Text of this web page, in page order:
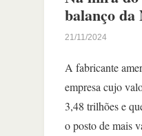
balanço da
21/11/2024
A fabricante
empresa cujo
3,48 trilhões e
o posto de mais